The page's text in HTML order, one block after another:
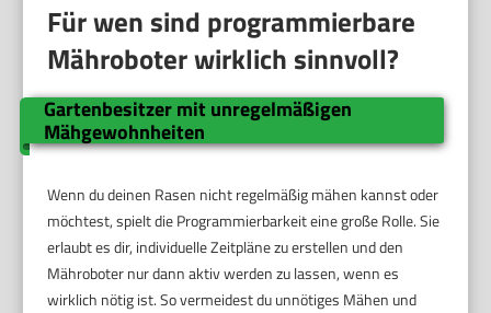
Für wen sind programmierbare
Mähroboter wirklich sinnvoll?
Gartenbesitzer mit unregelmäßigen
Mähgewohnheiten
Wenn du deinen Rasen nicht regelmäßig mähen kannst oder
möchtest, spielt die Programmierbarkeit eine große Rolle. Sie
erlaubt es dir, individuelle Zeitpläne zu erstellen und den
Mähroboter nur dann aktiv werden zu lassen, wenn es
wirklich nötig ist. So vermeidest du unnötiges Mähen und